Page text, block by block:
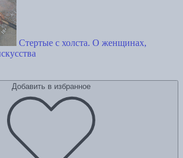
Стертые с холста. О женщинах,
Добавить в избранное